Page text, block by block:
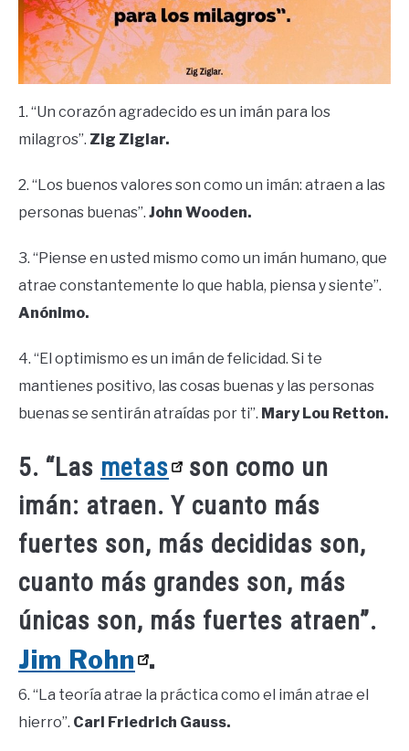
1. “Un corazón agradecido es un imán para los
milagros”. Zig Ziglar.
2. “Los buenos valores son como un imán: atraen a las
personas buenas”. John Wooden.
3. “Piense en usted mismo como un imán humano, que
atrae constantemente lo que habla, piensa y siente”.
Anónimo.
4. “El optimismo es un imán de felicidad. Si te
mantienes positivo, las cosas buenas y las personas
buenas se sentirán atraídas por ti”. Mary Lou Retton.
5. “Las metas
son como un
imán: atraen. Y cuanto más
fuertes son, más decididas son,
cuanto más grandes son, más
únicas son, más fuertes atraen”.
Jim Rohn .
6. “La teoría atrae la práctica como el imán atrae el
hierro”. Carl Friedrich Gauss.